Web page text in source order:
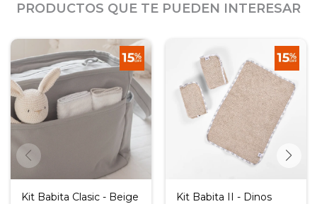
PRODUCTOS QUE TE PUEDEN INTERESAR
Kit Babita Clasic - Beige
Kit Babita II - Dinos